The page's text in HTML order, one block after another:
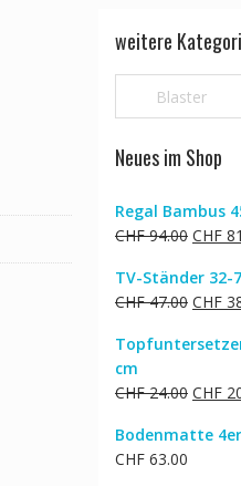
weitere
Blaster
Neues im Shop
Regal Bambus
CHF94.00
war:
CHF
CHF
TV-Ständer 32-
CHF47.00
war:
CHF
cm
CHF24.00
war:
CHF
Bodenmatte
CHF 63.00